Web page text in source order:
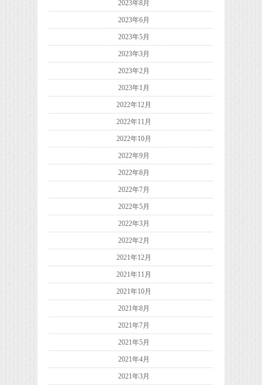
2023年8月
2023年6月
2023年5月
2023年3月
2023年2月
2023年1月
2022年12月
2022年11月
2022年10月
2022年9月
2022年8月
2022年7月
2022年5月
2022年3月
2022年2月
2021年12月
2021年11月
2021年10月
2021年8月
2021年7月
2021年5月
2021年4月
2021年3月